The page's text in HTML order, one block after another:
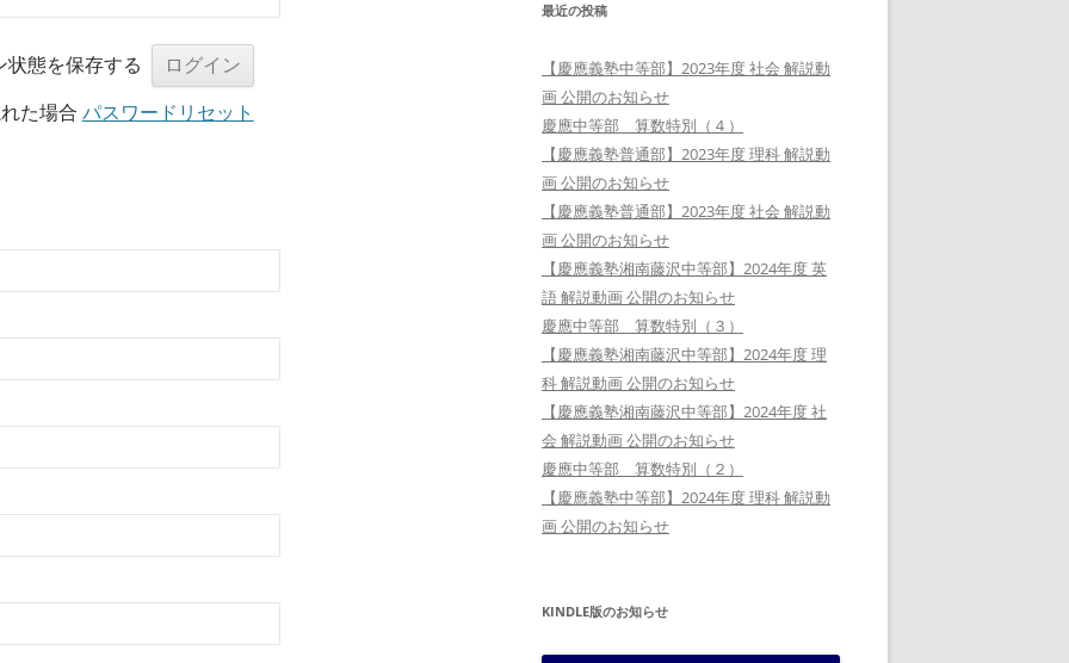
状態を保存する
た場合 パスワードリセット
最近の投稿
【慶應義塾中等部】2023年度 社会 解説動
画 公開のお知らせ
慶應中等部 算数特別（４）
【慶應義塾普通部】2023年度 理科 解説動
画 公開のお知らせ
【慶應義塾普通部】2023年度 社会 解説動
画 公開のお知らせ
【慶應義塾湘南藤沢中等部】2024年度 英
語 解説動画 公開のお知らせ
慶應中等部 算数特別（３）
【慶應義塾湘南藤沢中等部】2024年度 理
科 解説動画 公開のお知らせ
【慶應義塾湘南藤沢中等部】2024年度 社
会 解説動画 公開のお知らせ
慶應中等部 算数特別（２）
【慶應義塾中等部】2024年度 理科 解説動
画 公開のお知らせ
KINDLE版のお知らせ